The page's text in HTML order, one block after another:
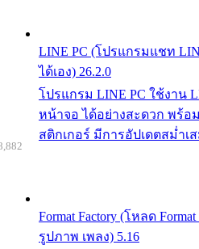
LINE PC (โปรแกรมแชท
ได้เอง) 26.2.0
โปรแกรม LINE PC ใช้งาน
หน้าจอ ได้อย่างสะดวก พร้อ
สติกเกอร์ มีการอัปเดตสม่ำเ
Format Factory (โหลด
รูปภาพ เพลง) 5.16